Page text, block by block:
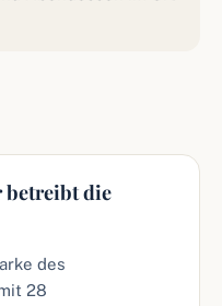
betreibt die
des
28